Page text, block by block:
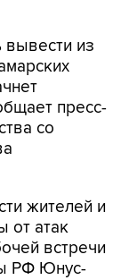
из
пресс-
со
жителей и
от атак
встречи
РФ Юнус-